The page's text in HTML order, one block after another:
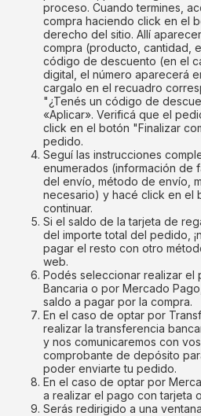
proceso. Cuando termines,
compra haciendo click en el
derecho del sitio. Allí
compra (producto, cantidad,
código de descuento (en el
digital, el número aparecerá
cargalo en el recuadro
"¿Tenés un código de
«Aplicar». Verificá que el
click en el botón "Finalizar
pedido.
Seguí las instrucciones
enumerados (información de
del envío, método de envío,
necesario) y hacé click en el
continuar.
Si el saldo de la tarjeta de
del importe total del pedido,
pagar el resto con otro
web.
Podés seleccionar realizar el
Bancaria o por Mercado
saldo a pagar por la compra.
En el caso de optar por
realizar la transferencia
y nos comunicaremos con
comprobante de depósito
poder enviarte tu pedido.
En el caso de optar por
a realizar el pago con tarjeta
Serás redirigido a una